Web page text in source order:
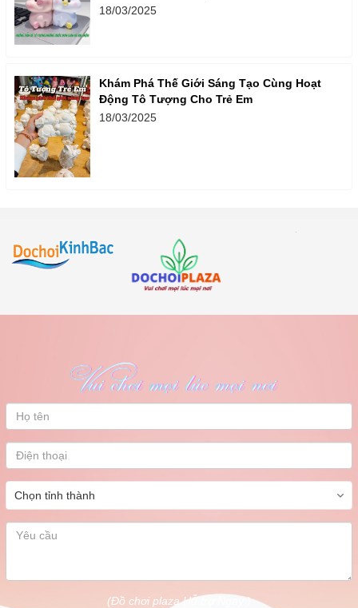
18/03/2025
Khám Phá Thế Giới Sáng Tạo Cùng Hoạt
Động Tô Tượng Cho Trẻ Em
18/03/2025
(Đồ chơi plaza Hỗ trợ Ngay )